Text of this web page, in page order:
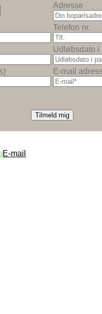
Adresse
Telefon nr.
Udløbsdato i
E-mail
E-mail